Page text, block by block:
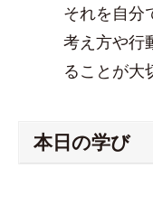
それを自分
考え方や行
ることが大
本日の学び